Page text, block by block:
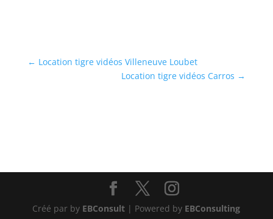
← Location tigre vidéos Villeneuve Loubet
Location tigre vidéos Carros →
Créé par by EBConsult | Powered by EBConsulting